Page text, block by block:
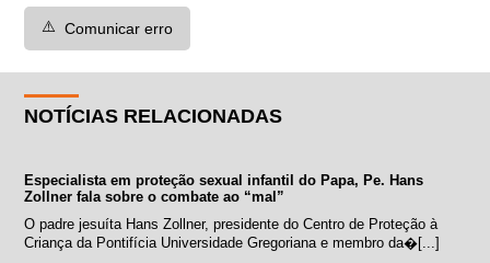
⚠️ Comunicar erro
NOTÍCIAS RELACIONADAS
Especialista em proteção sexual infantil do Papa, Pe. Hans
Zollner fala sobre o combate ao “mal”
O padre jesuíta Hans Zollner, presidente do Centro de Proteção à
Criança da Pontifícia Universidade Gregoriana e membro da�[...]